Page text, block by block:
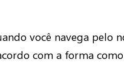
você navega pelo
com a forma